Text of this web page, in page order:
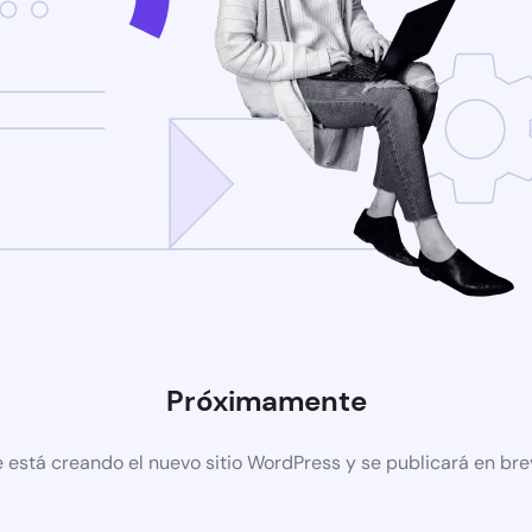
Próximamente
está creando el nuevo sitio WordPress y se publicará en